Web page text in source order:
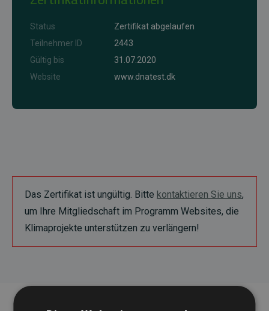
Status
Zertifikat abgelaufen
Teilnehmer ID
2443
Gültig bis
31.07.2020
Website
www.dnatest.dk
Das Zertifikat ist ungültig. Bitte kontaktieren Sie uns,
um Ihre Mitgliedschaft im Programm Websites, die
Klimaprojekte unterstützen zu verlängern!